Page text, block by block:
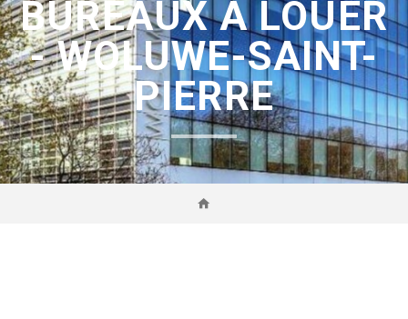
BUREAUX À LOUER
- WOLUWE-SAINT-
PIERRE